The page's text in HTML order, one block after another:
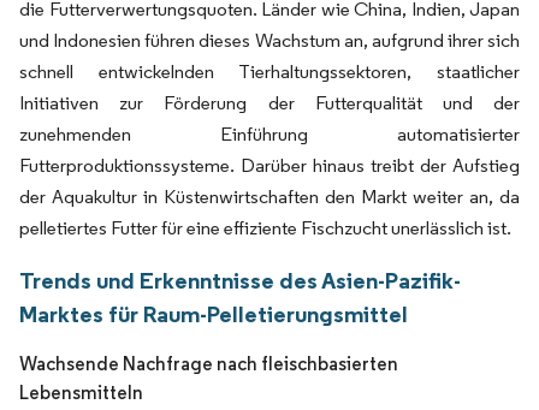
die Futterverwertungsquoten. Länder wie China, Indien, Japan
und Indonesien führen dieses Wachstum an, aufgrund ihrer sich
schnell entwickelnden Tierhaltungssektoren, staatlicher
Initiativen zur Förderung der Futterqualität und der
zunehmenden Einführung automatisierter
Futterproduktionssysteme. Darüber hinaus treibt der Aufstieg
der Aquakultur in Küstenwirtschaften den Markt weiter an, da
pelletiertes Futter für eine effiziente Fischzucht unerlässlich ist.
Trends und Erkenntnisse des Asien-Pazifik-
Marktes für Raum-Pelletierungsmittel
Wachsende Nachfrage nach fleischbasierten
Lebensmitteln